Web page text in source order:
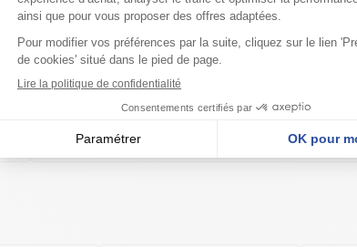
homéopathiques à avoir chez soi ! L'homéopathie
thérapeutique. Celle-ci est basée sur le principe